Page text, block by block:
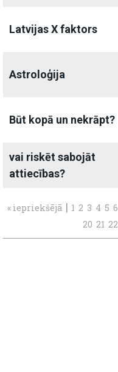
Latvijas X faktors
Astroloģija
Būt kopā un nekrāpt?
vai riskēt sabojāt
attiecības?
« iepriekšējā | 1 2 3 4 5 6
20 21 22